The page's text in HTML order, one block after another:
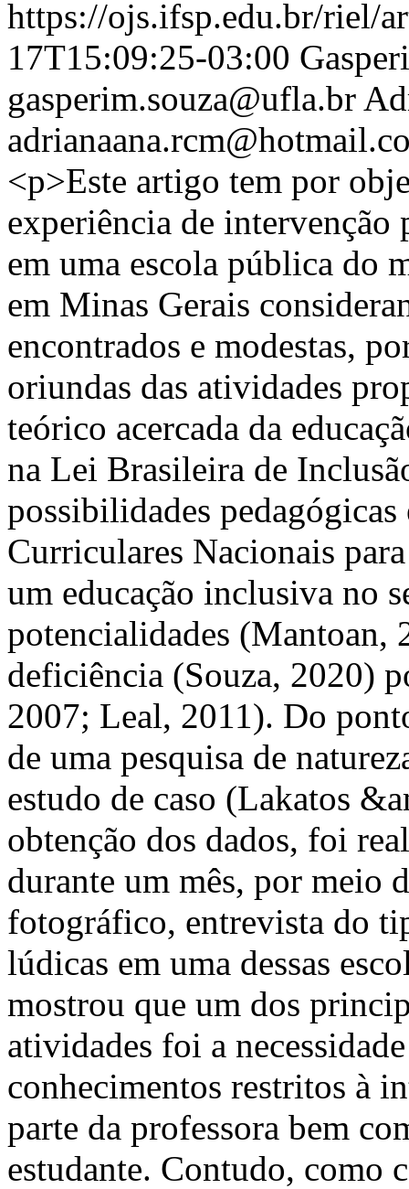
https://ojs.ifsp.edu.br/riel/
17T15:09:25-03:00
gasperim.souza@ufla.br
<p>Este artigo tem por
experiência de intervenção
em uma escola pública do
em Minas Gerais
encontrados e modestas,
oriundas das atividades
teórico acercada da
na Lei Brasileira de
possibilidades
Curriculares Nacionais
um educação inclusiva no
potencialidades (Mantoan,
deficiência (Souza, 2020)
2007; Leal, 2011). Do
de uma pesquisa de
estudo de caso (Lakatos
obtenção dos dados, foi
durante um mês, por meio
fotográfico, entrevista do
lúdicas em uma dessas
mostrou que um dos
atividades foi a
conhecimentos restritos à
parte da professora bem
estudante. Contudo, como